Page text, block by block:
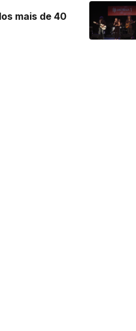
mais de 40